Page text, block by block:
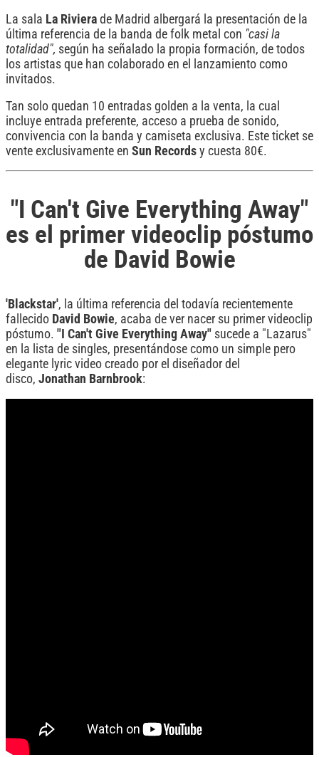
La sala La Riviera de Madrid albergará la presentación de la
última referencia de la banda de folk metal con "casi la
totalidad", según ha señalado la propia formación, de todos
los artistas que han colaborado en el lanzamiento como
invitados.
Tan solo quedan 10 entradas golden a la venta, la cual
incluye entrada preferente, acceso a prueba de sonido,
convivencia con la banda y camiseta exclusiva. Este ticket se
vente exclusivamente en Sun Records y cuesta 80€.
"I Can't Give Everything Away"
es el primer videoclip póstumo
de David Bowie
'Blackstar', la última referencia del todavía recientemente
fallecido David Bowie, acaba de ver nacer su primer videoclip
póstumo. "I Can't Give Everything Away" sucede a "Lazarus"
en la lista de singles, presentándose como un simple pero
elegante lyric video creado por el diseñador del
disco, Jonathan Barnbrook: